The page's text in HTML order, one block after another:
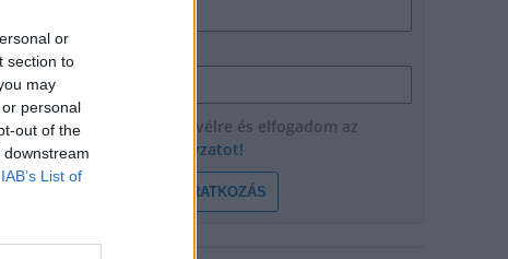
or
section to
may
personal
out of the
IAB’s List of
E-mail cím
Feliratkozom a hírlevélre és elfogadom az
adatvédelmi szabályzatot!
FELIRATKOZÁS